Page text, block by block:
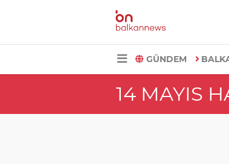
GÜNDEM
14 MAYIS